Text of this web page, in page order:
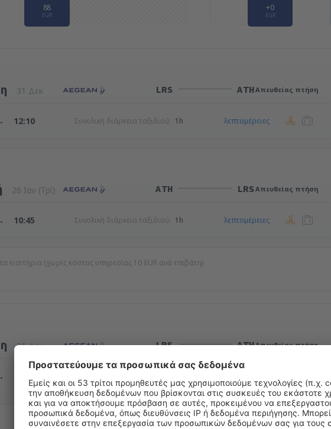
88
EUR
+0
EUR
31 Δεκ LRS ATHΑπευθείας πτήση
12:10 Συνολική διάρκεια ταξιδιού: 1h λεπτομέρειες
26 Ιαν (Τρί) ATH LRS Απευθείας πτήση
10:45 Συνολική διάρκεια ταξιδιού: 1h λεπτομέρειες
εισιτήρια (χωρίς κόστος υπηρεσίας 10 EUR ανά επιβάτη)
31 Δεκ LRS ATHΑπευθείας πτήση